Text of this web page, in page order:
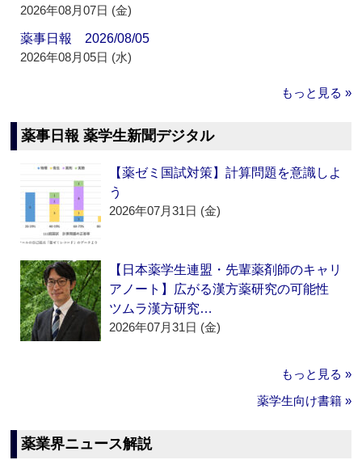
2026年08月07日 (金)
薬事日報 2026/08/05
2026年08月05日 (水)
もっと見る »
薬事日報 薬学生新聞デジタル
【薬ゼミ国試対策】計算問題を意識しよ
う
2026年07月31日 (金)
【日本薬学生連盟・先輩薬剤師のキャリ
アノート】広がる漢方薬研究の可能性
ツムラ漢方研究…
2026年07月31日 (金)
もっと見る »
薬学生向け書籍 »
薬業界ニュース解説